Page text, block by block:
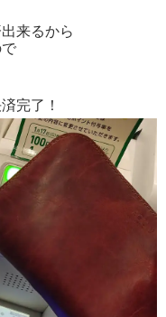
来るから
完了！